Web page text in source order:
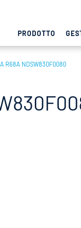
PRODOTTO
R68A NDSW830F0080